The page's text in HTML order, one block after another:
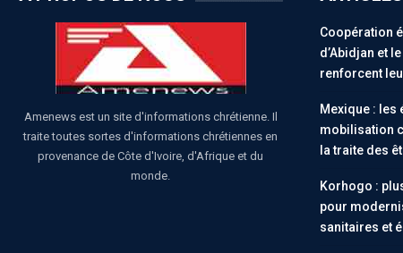
Amenews est un site d'informations chrétienne. Il
traite toutes sortes d'informations chrétiennes en
provenance de Côte d'Ivoire, d'Afrique et du
monde.
Coopération
d’Abidjan et
renforcent
Mexique : les
mobilisation
la traite des
Korhogo :
pour
sanitaires et